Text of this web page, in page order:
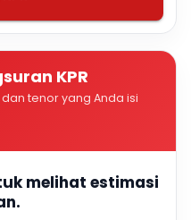
KPR
tenor yang Anda isi
melihat estimasi